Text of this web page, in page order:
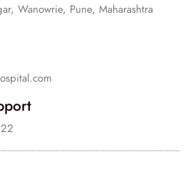
Wanowrie, Pune, Maharashtra